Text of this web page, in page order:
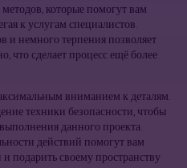
которые помогут вам
к услугам специалистов.
и немного терпения позволяет
что сделает процесс ещё более
вниманием к деталям.
техники безопасности, чтобы
данного проекта.
действий помогут вам
подарить своему пространству